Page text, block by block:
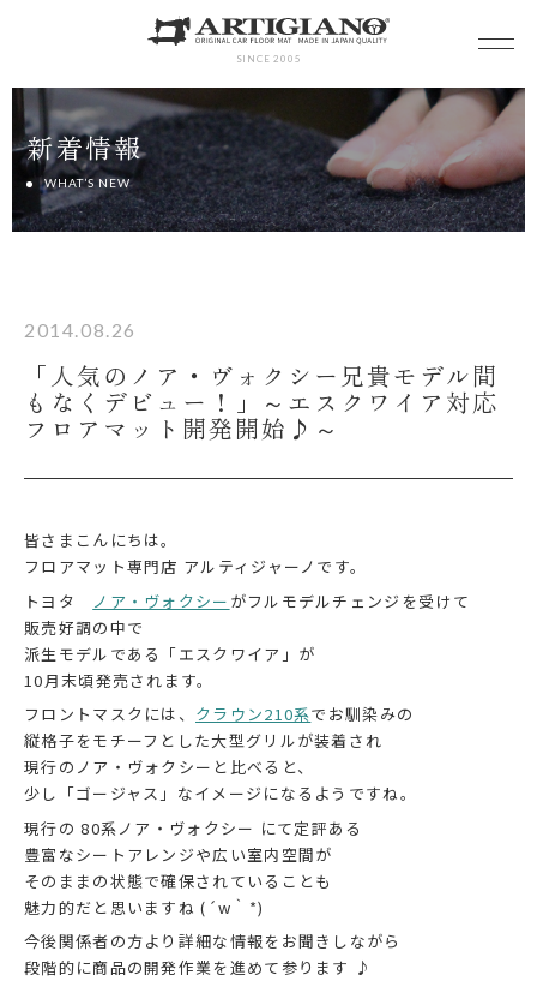
SINCE 2005
新着情報
WHAT’S NEW
2014.08.26
「人気のノア・ヴォクシー兄貴モデル間
もなくデビュー！」～エスクワイア対応
フロアマット開発開始♪～
皆さまこんにちは。
フロアマット専門店 アルティジャーノです。
トヨタ ノア・ヴォクシー がフルモデルチェンジを受けて
販売好調の中で
派生モデルである「エスクワイア」が
10月末頃発売されます。
フロントマスクには、 クラウン210系でお馴染みの
縦格子をモチーフとした大型グリルが装着され
現行のノア・ヴォクシーと比べると、
少し「ゴージャス」なイメージになるようですね。
現行の 80系ノア・ヴォクシー にて定評ある
豊富なシートアレンジや広い室内空間が
そのままの状態で確保されていることも
魅力的だと思いますね (´w｀*)
今後関係者の方より詳細な情報をお聞きしながら
段階的に商品の開発作業を進めて参ります ♪